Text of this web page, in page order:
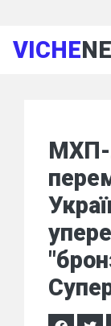
VICHE
МХП-